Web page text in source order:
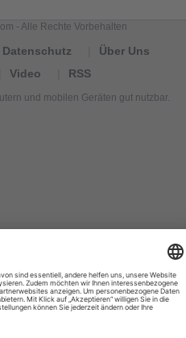
- Alle Rechte Vorbehalten
Datenschutz
Über Uns
Video RSS
und mobilen Geräten gut nutzbar.